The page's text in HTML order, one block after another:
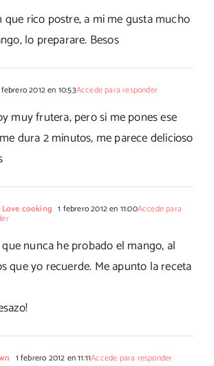
que rico postre, a mi me gusta mucho
lo preparare. Besos
febrero 2012 en 10:53Accede para responder
muy frutera, pero si me pones ese
dura 2 minutos, me parece delicioso
Love cooking 1 febrero 2012 en 11:00Accede para
que nunca he probado el mango, al
que yo recuerde. Me apunto la receta
1 febrero 2012 en 11:11Accede para responder